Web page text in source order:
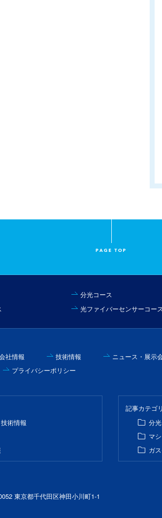
分光コース
光ファイバーセンサーコー
社情報 技術情報 ニュース・展示
プライバシーポリシー
術情報
記事カテゴリ
分光
マ
ガ
東京都千代田区神田小川町1-1